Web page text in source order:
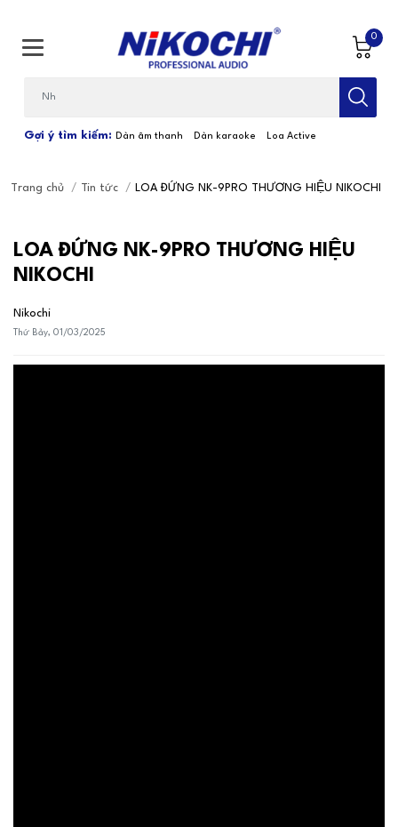
Gợi ý tìm kiếm: Dàn âm thanh Dàn karaoke Loa Active
0
Trang chủ / Tin tức / LOA ĐỨNG NK-9PRO THƯƠNG HIỆU NIKOCHI
LOA ĐỨNG NK-9PRO THƯƠNG HIỆU
NIKOCHI
Nikochi
Thứ Bảy, 01/03/2025